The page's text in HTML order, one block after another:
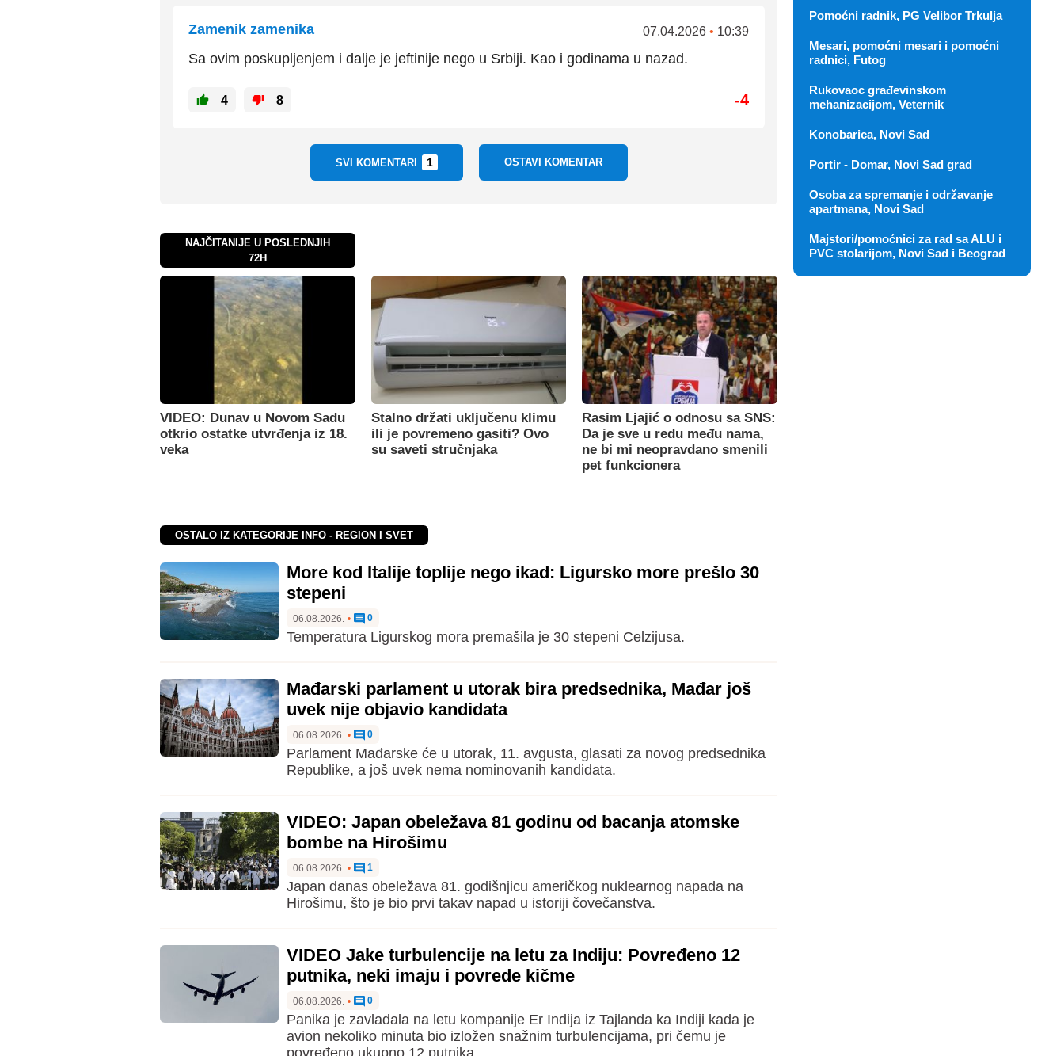
Zamenik zamenika 07.04.2026 • 10:39
Sa ovim poskupljenjem i dalje je jeftinije nego u Srbiji. Kao i godinama u nazad.
4 8 -4
SVI KOMENTARI 1 OSTAVI KOMENTAR
NAJČITANIJE U POSLEDNJIH
72H
VIDEO: Dunav u Novom Sadu
otkrio ostatke utvrđenja iz 18.
veka
Stalno držati uključenu klimu
ili je povremeno gasiti? Ovo
su saveti stručnjaka
Rasim Ljajić o odnosu sa SNS:
Da je sve u redu među nama,
ne bi mi neopravdano smenili
pet funkcionera
OSTALO IZ KATEGORIJE INFO - REGION I SVET
More kod Italije toplije nego ikad: Ligursko more prešlo 30
stepeni
06.08.2026. • 0
Temperatura Ligurskog mora premašila je 30 stepeni Celzijusa.
Mađarski parlament u utorak bira predsednika, Mađar još
uvek nije objavio kandidata
06.08.2026. • 0
Parlament Mađarske će u utorak, 11. avgusta, glasati za novog predsednika
Republike, a još uvek nema nominovanih kandidata.
VIDEO: Japan obeležava 81 godinu od bacanja atomske
bombe na Hirošimu
06.08.2026. • 1
Japan danas obeležava 81. godišnjicu američkog nuklearnog napada na
Hirošimu, što je bio prvi takav napad u istoriji čovečanstva.
VIDEO Jake turbulencije na letu za Indiju: Povređeno 12
putnika, neki imaju i povrede kičme
06.08.2026. • 0
Panika je zavladala na letu kompanije Er Indija iz Tajlanda ka Indiji kada je
avion nekoliko minuta bio izložen snažnim turbulencijama, pri čemu je
Pomoćni radnik, PG Velibor Trkulja
Mesari, pomoćni mesari i pomoćni
radnici, Futog
Rukovaoc građevinskom
mehanizacijom, Veternik
Konobarica, Novi Sad
Portir - Domar, Novi Sad grad
Osoba za spremanje i održavanje
apartmana, Novi Sad
Majstori/pomoćnici za rad sa ALU i
PVC stolarijom, Novi Sad i Beograd